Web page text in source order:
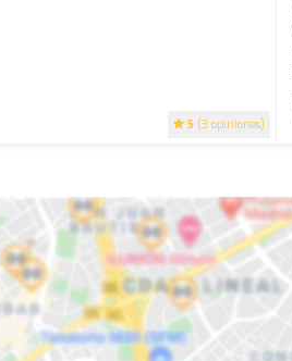
5 (3 opiniones)